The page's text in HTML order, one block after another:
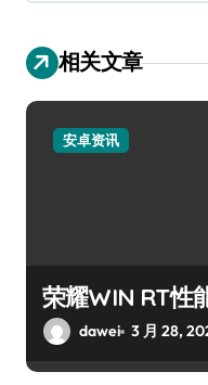
相关文章
安卓资讯
荣耀WIN RT性
dawei 3 月 28,